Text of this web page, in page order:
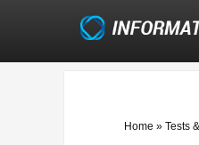
Home » Tests